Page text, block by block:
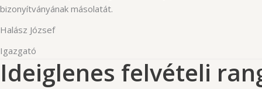
bizonyítványának másolatát.
Halász József
Igazgató
Ideiglenes felvételi